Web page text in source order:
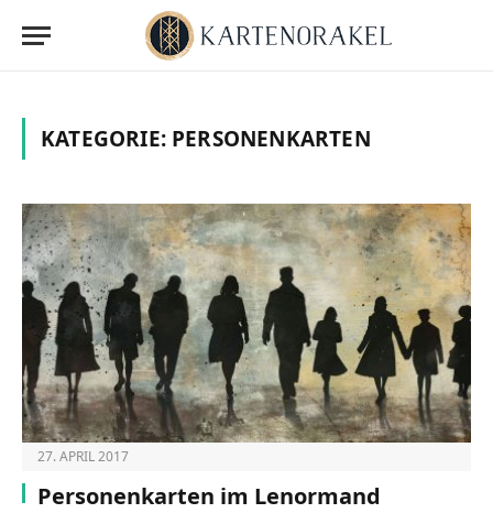
KATEGORIE: PERSONENKARTEN
27. APRIL 2017
Personenkarten im Lenormand